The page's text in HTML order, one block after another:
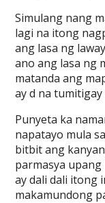
Simulang nang
lagi na itong
ang lasa ng
ano ang lasa ng
matanda ang
ay d na
Punyeta ka
napatayo mula
bitbit ang
parmasya
ay dali dali itong
makamundong